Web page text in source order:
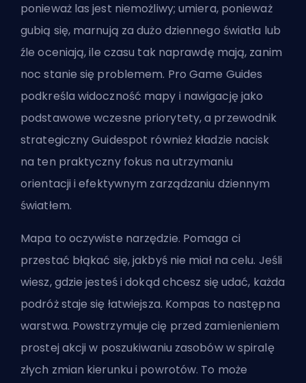
ponieważ las jest niemożliwy; umiera, ponieważ
gubią się, marnują za dużo dziennego światła lub
źle oceniają, ile czasu tak naprawdę mają, zanim
noc stanie się problemem. Pro Game Guides
podkreśla widoczność mapy i nawigację jako
podstawowe wczesne priorytety, a przewodnik
strategiczny Guidespot również kładzie nacisk
na ten praktyczny fokus na utrzymaniu
orientacji i efektywnym zarządzaniu dziennym
światłem.
Mapa to oczywiste narzędzie. Pomaga ci
przestać błąkać się, jakbyś nie miał na celu. Jeśli
wiesz, gdzie jesteś i dokąd chcesz się udać, każda
podróż staje się łatwiejsza. Kompas to następna
warstwa. Powstrzymuje cię przed zamienieniem
prostej akcji w poszukiwaniu zasobów w spiralę
złych zmian kierunku i powrotów. To może